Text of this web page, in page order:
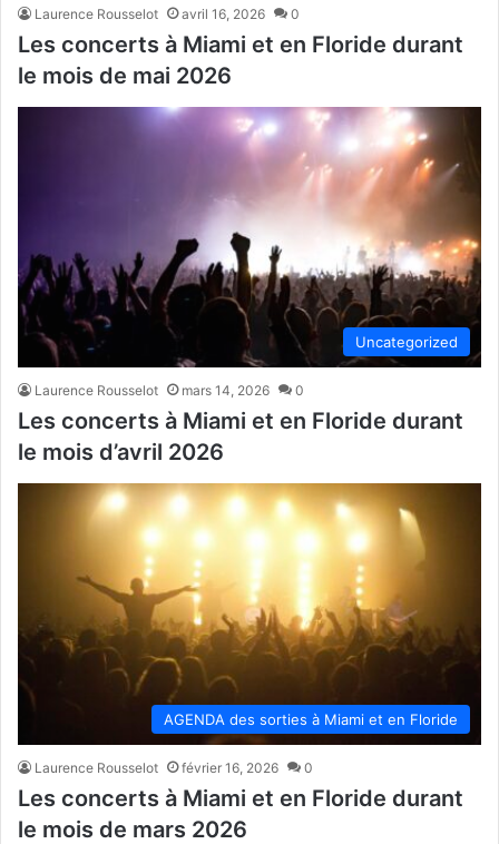
Laurence Rousselot avril 16, 2026 0
Les concerts à Miami et en Floride durant
le mois de mai 2026
Uncategorized
Laurence Rousselot mars 14, 2026 0
Les concerts à Miami et en Floride durant
le mois d’avril 2026
AGENDA des sorties à Miami et en Floride
Laurence Rousselot février 16, 2026 0
Les concerts à Miami et en Floride durant
le mois de mars 2026